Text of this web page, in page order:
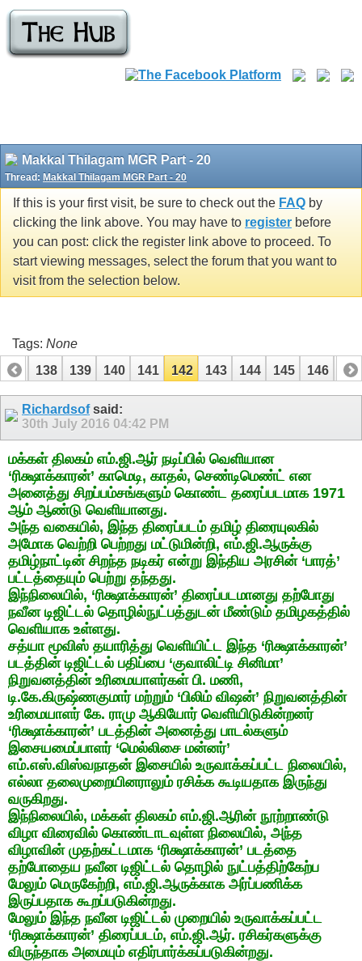
Makkal Thilagam MGR Part - 20
Thread: Makkal Thilagam MGR Part - 20
If this is your first visit, be sure to check out the FAQ by
clicking the link above. You may have to register before
you can post: click the register link above to proceed. To
start viewing messages, select the forum that you want to
visit from the selection below.
Tags: None
137
138 139 140 141 142 143 144 145 146 147
157 158
Richardsofsaid:
30th July 2016 04:42 PM
மக்கள் திலகம் எம்.ஜி.ஆர் நடிப்பில் வெளியான
‘ரிக்ஷாக்காரன்’ காமெடி, காதல், செண்டிமெண்ட் என
அனைத்து சிறப்பம்சங்களும் கொண்ட தரைப்படமாக 1971
ஆம் ஆண்டு வெளியானது.
அந்த வகையில், இந்த திரைப்படம் தமிழ் திரையுலகில்
அமோக வெற்றி பெற்றது மட்டுமின்றி, எம்.ஜி.ஆருக்கு
தமிழ்நாட்டின் சிறந்த நடிகர் என்று இந்திய அரசின் ‘பாரத்’
பட்டத்தையும் பெற்று தந்தது.
இந்நிலையில், ‘ரிக்ஷாக்காரன்’ திரைப்படமானது தற்போது
நவீன டிஜிட்டல் தொழில்நுட்பத்துடன் மீண்டும் தமிழகத்தில்
வெளியாக உள்ளது.
சத்யா மூவிஸ் தயாரித்து வெளியிட்ட இந்த ‘ரிக்ஷாக்காரன்’
படத்தின் டிஜிட்டல் பதிப்பை ‘குவாலிட்டி சினிமா’
நிறுவனத்தின் உரிமையாளர்கள் பி. மணி,
டி.கே.கிருஷ்ணகுமார் மற்றும் ‘பிலிம் விஷன்’ நிறுவனத்தின்
உரிமையாளர் கே. ராமு ஆகியோர் வெளியிடுகின்றனர்
‘ரிக்ஷாக்காரன்’ படத்தின் அனைத்து பாடல்களும்
இசையமைப்பாளர் ‘மெல்லிசை மன்னர்’
எம்.எஸ்.விஸ்வநாதன் இசையில் உருவாக்கப்பட்ட நிலையில்,
எல்லா தலைமுறையினராலும் ரசிக்க கூடியதாக இருந்து
வருகிறது.
இந்நிலையில், மக்கள் திலகம் எம்.ஜி.ஆரின் நூற்றாண்டு
விழா விரைவில் கொண்டாடவுள்ள நிலையில், அந்த
விழாவின் முதற்கட்டமாக ‘ரிக்ஷாக்காரன்’ படத்தை
தற்போதைய நவீன டிஜிட்டல் தொழில் நுட்பத்திற்கேற்ப
மேலும் மெருகேற்றி, எம்.ஜி.ஆருக்காக அர்ப்பணிக்க
இருப்பதாக கூறப்படுகின்றது.
மேலும் இந்த நவீன டிஜிட்டல் முறையில் உருவாக்கப்பட்ட
‘ரிக்ஷாக்காரன்’ திரைப்படம், எம்.ஜி.ஆர். ரசிகர்களுக்கு
விருந்தாக அமையும் எதிர்பார்க்கப்படுகின்றது.